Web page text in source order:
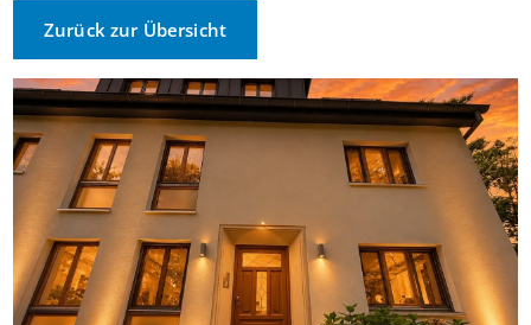
Zurück zur Übersicht